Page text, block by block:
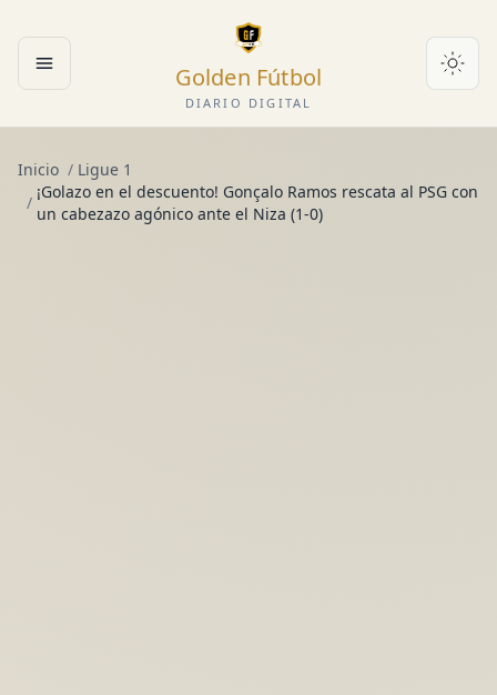
Abrir menú Golden Fútbol
DIARIO DIGITAL
Inicio / Ligue 1
/
¡Golazo en el descuento! Gonçalo Ramos rescata al PSG con
un cabezazo agónico ante el Niza (1-0)